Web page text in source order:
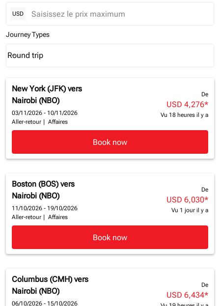
USD
Journey Types
Journey Types option Round trip Selected
Round trip
keyboard_arrow_down
New York (JFK) vers
Nairobi (NBO)
03/11/2026 - 10/11/2026
Aller-retour
Affaires
De
USD 4,276*
Vu 18 heures il y a
Book now
Boston (BOS) vers
Nairobi (NBO)
11/10/2026 - 19/10/2026
Aller-retour
Affaires
De
USD 6,030*
Vu 1 jour il y a
Book now
Columbus (CMH) vers
Nairobi (NBO)
06/10/2026 - 15/10/2026
De
USD 6,434*